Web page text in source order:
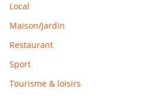
Local
Maison/Jardin
Restaurant
Sport
Tourisme & loisirs